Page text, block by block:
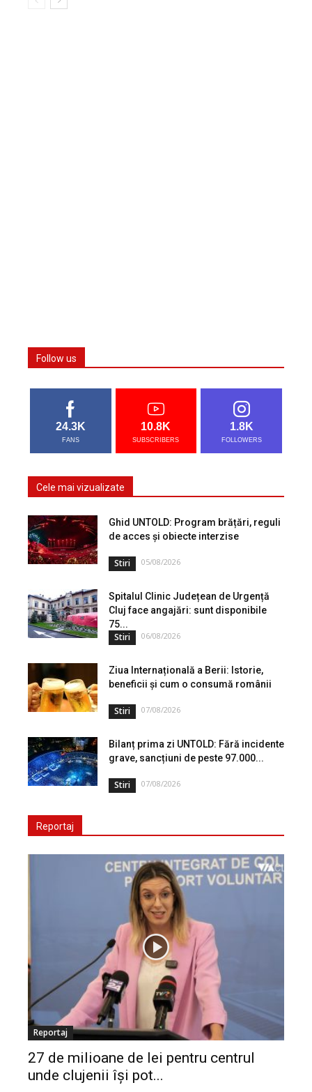
Follow us
24.3K
FANS
10.8K
SUBSCRIBERS
1.8K
FOLLOWERS
Cele mai vizualizate
Ghid UNTOLD: Program brățări, reguli
de acces și obiecte interzise
Stiri 05/08/2026
Spitalul Clinic Județean de Urgență
Cluj face angajări: sunt disponibile
75...
Stiri 06/08/2026
Ziua Internațională a Berii: Istorie,
beneficii și cum o consumă românii
Stiri 07/08/2026
Bilanț prima zi UNTOLD: Fără incidente
grave, sancțiuni de peste 97.000...
Stiri 07/08/2026
Reportaj
Reportaj
27 de milioane de lei pentru centrul
unde clujenii își pot...